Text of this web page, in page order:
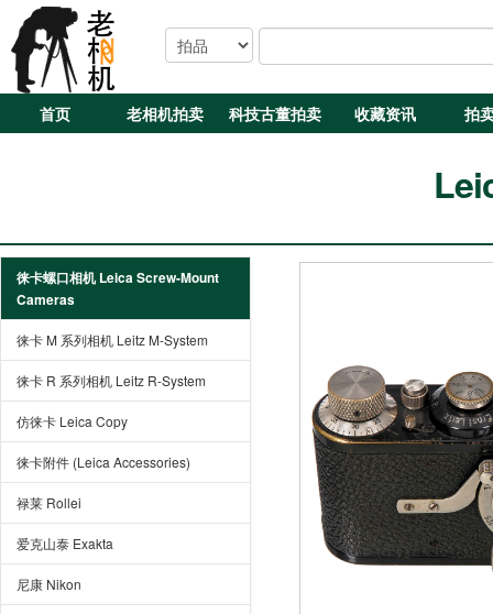
首页 老相机拍卖 科技古董拍卖 收藏资讯 拍
徕卡螺口相机 Leica Screw-Mount
Cameras
徕卡 M 系列相机 Leitz M-System
徕卡 R 系列相机 Leitz R-System
仿徕卡 Leica Copy
徕卡附件 (Leica Accessories)
禄莱 Rollei
爱克山泰 Exakta
尼康 Nikon